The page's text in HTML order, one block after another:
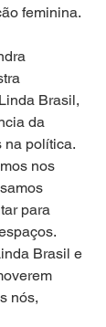
feminina.
Brasil,
da
na política.
nos
para
Brasil e
nós,